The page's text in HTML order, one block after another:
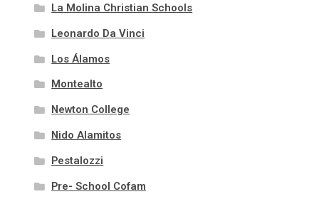
La Molina Christian Schools
Leonardo Da Vinci
Los Álamos
Montealto
Newton College
Nido Alamitos
Pestalozzi
Pre- School Cofam